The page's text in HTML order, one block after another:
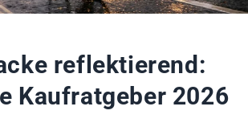
reflektierend:
Kaufratgeber 2026